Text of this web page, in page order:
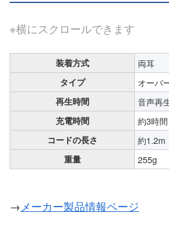
※横にスクロールできます
装着方式 両耳
タイプ オーバ
再生時間 音声再
充電時間 約3時間
コードの長さ 約1.2m
重量 255g
→メーカー製品情報ページ